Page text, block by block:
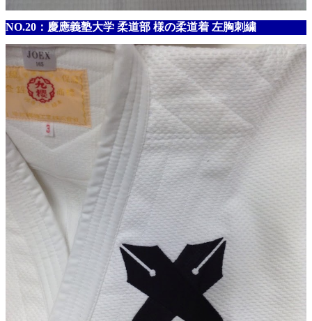
NO.20：慶應義塾大学 柔道部 様の柔道着 左胸刺繍